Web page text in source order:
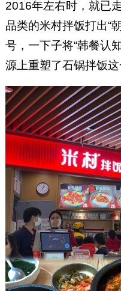
2016年左右时，就已
品类的米村拌饭打出“
号，一下子将“韩餐认
源上重塑了石锅拌饭这